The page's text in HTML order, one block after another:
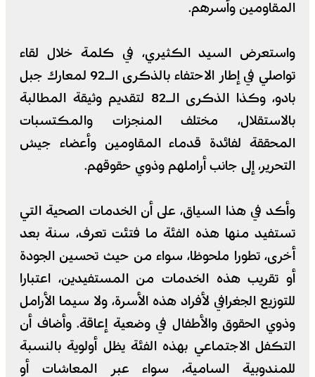
المقاومين وأسرهم.
واستعرض السيد الكثيري، في كلمة خلال لقاء
تواصلي في إطار الاحتفاء بالذكرى الـ92 لمعارك جبل
بادو، وكذا الذكرى الـ82 لتقديم وثيقة المطالبة
بالاستقلال، مختلف المنجزات والمكتسبات
المحققة لفائدة قدماء المقاومين وأعضاء جيش
التحرير، إلى جانب أراملهم وذوي حقوقهم.
وأكد في هذا السياق، على أن الخدمات الصحية التي
تستفيد منها هذه الفئة ما فتئت تعرف، سنة بعد
أخرى، تطورا ملحوظا، سواء من حيث تحسين الجودة
أو تقريب هذه الخدمات من المستفيدين، اعتبارا
للتوزيع الجغرافي لأفراد هذه الأسرة، ولا سيما الأرامل
وذوي الحقوق والأطفال في وضعية إعاقة. وأضاف أن
التكفل الاجتماعي بهذه الفئة يظل أولوية بالنسبة
للمندوبية السامية، سواء عبر المعاشات أو